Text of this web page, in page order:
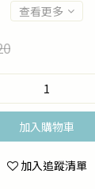
查看更多
加入購物車
加入追蹤清單